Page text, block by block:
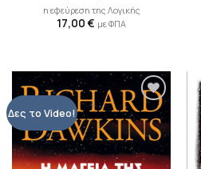
η εφεύρεση της Λογικής
17,00 € με ΦΠΑ
Δες το Video!
Προσθήκη
βιβλίου
στη λίστα
επιθυμιών